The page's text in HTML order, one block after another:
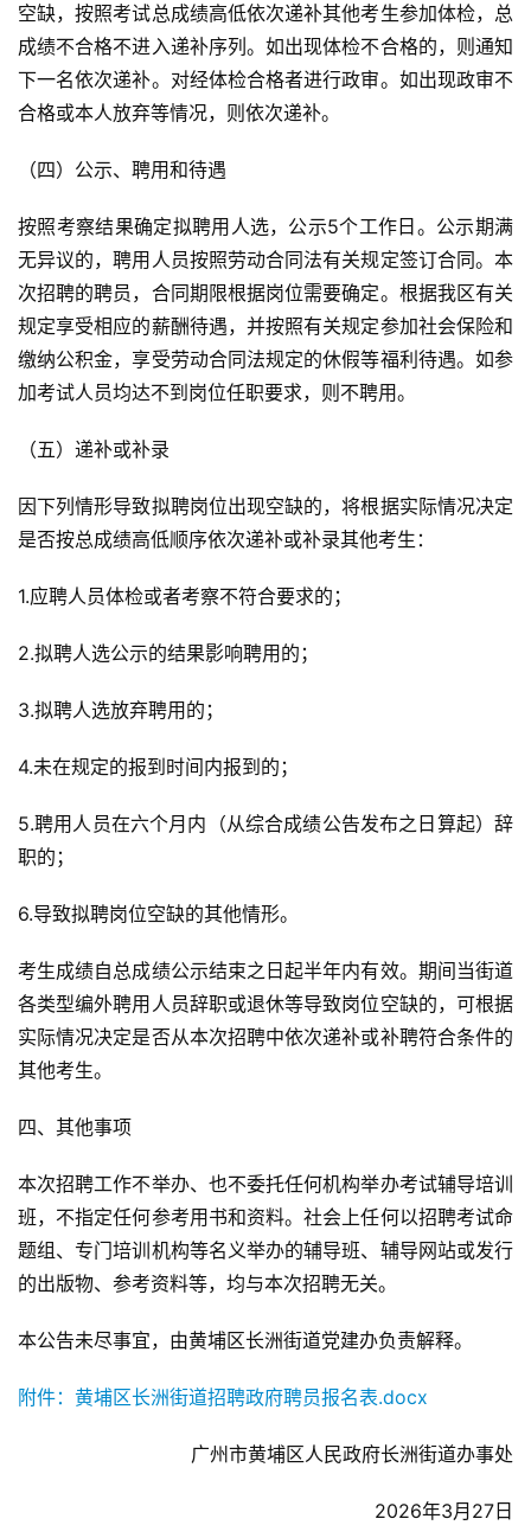
空缺，按照考试总成绩高低依次递补其他考生参加体检，总
成绩不合格不进入递补序列。如出现体检不合格的，则通知
下一名依次递补。对经体检合格者进行政审。如出现政审不
合格或本人放弃等情况，则依次递补。
（四）公示、聘用和待遇
按照考察结果确定拟聘用人选，公示5个工作日。公示期满
无异议的，聘用人员按照劳动合同法有关规定签订合同。本
次招聘的聘员，合同期限根据岗位需要确定。根据我区有关
规定享受相应的薪酬待遇，并按照有关规定参加社会保险和
缴纳公积金，享受劳动合同法规定的休假等福利待遇。如参
加考试人员均达不到岗位任职要求，则不聘用。
（五）递补或补录
因下列情形导致拟聘岗位出现空缺的，将根据实际情况决定
是否按总成绩高低顺序依次递补或补录其他考生：
1.应聘人员体检或者考察不符合要求的；
2.拟聘人选公示的结果影响聘用的；
3.拟聘人选放弃聘用的；
4.未在规定的报到时间内报到的；
5.聘用人员在六个月内（从综合成绩公告发布之日算起）辞
职的；
6.导致拟聘岗位空缺的其他情形。
考生成绩自总成绩公示结束之日起半年内有效。期间当街道
各类型编外聘用人员辞职或退休等导致岗位空缺的，可根据
实际情况决定是否从本次招聘中依次递补或补聘符合条件的
其他考生。
四、其他事项
本次招聘工作不举办、也不委托任何机构举办考试辅导培训
班，不指定任何参考用书和资料。社会上任何以招聘考试命
题组、专门培训机构等名义举办的辅导班、辅导网站或发行
的出版物、参考资料等，均与本次招聘无关。
本公告未尽事宜，由黄埔区长洲街道党建办负责解释。
附件：黄埔区长洲街道招聘政府聘员报名表.docx
广州市黄埔区人民政府长洲街道办事处
2026年3月27日